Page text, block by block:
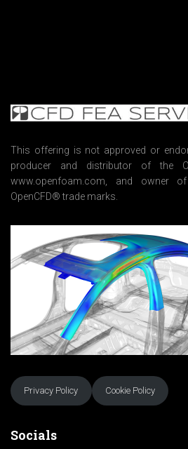
e
n
*
This offering is not approved or
producer and distributor of the
www.openfoam.com, and owner
OpenCFD® trade marks.
Privacy Policy Cookie Policy
Socials